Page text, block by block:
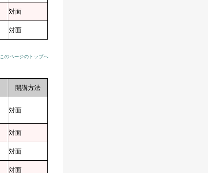
対面
対面
このページのトップへ
開講方法
対面
対面
対面
対面